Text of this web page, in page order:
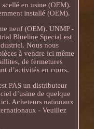
en usine (OEM).
installé (OEM).
neuf (OEM). UNMP -
Blueline Special est
Nous nous
à vendre ici même
de fermetures
d’activités en cours.
PAS un distributeur
d’usine de quelque
Acheteurs nationaux
- Veuillez